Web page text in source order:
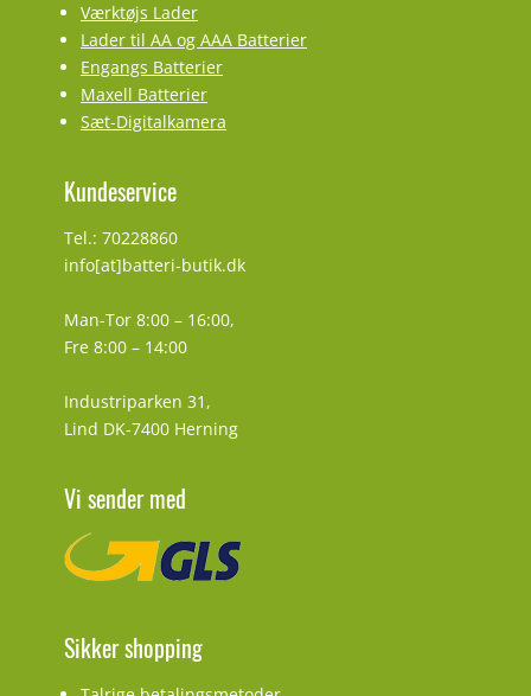
Værktøjs Lader
Lader til AA og AAA Batterier
Engangs Batterier
Maxell Batterier
Sæt-Digitalkamera
Kundeservice
Tel.: 70228860
info[at]batteri-butik.dk
Man-Tor 8:00 – 16:00,
Fre 8:00 – 14:00
Industriparken 31,
Lind DK-7400 Herning
Vi sender med
Sikker shopping